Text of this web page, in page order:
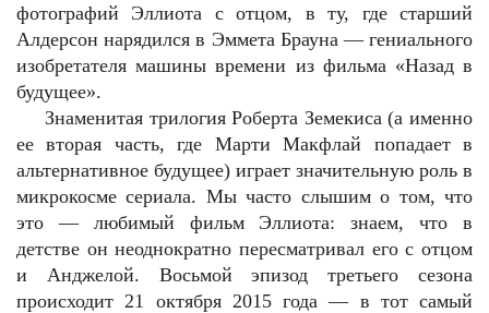
фотографий Эллиота с отцом, в ту, где старший
Алдерсон нарядился в Эммета Брауна — гениального
изобретателя машины времени из фильма «Назад в
будущее».
Знаменитая трилогия Роберта Земекиса (а именно
ее вторая часть, где Марти Макфлай попадает в
альтернативное будущее) играет значительную роль в
микрокосме сериала. Мы часто слышим о том, что
это — любимый фильм Эллиота: знаем, что в
детстве он неоднократно пересматривал его с отцом
и Анджелой. Восьмой эпизод третьего сезона
происходит 21 октября 2015 года — в тот самый